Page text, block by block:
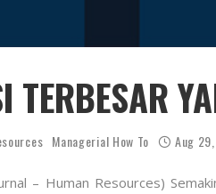
TERBESAR
Managerial How To Aug
– Human Resources)